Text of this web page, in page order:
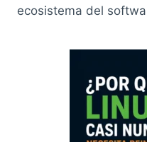
ecosistema del